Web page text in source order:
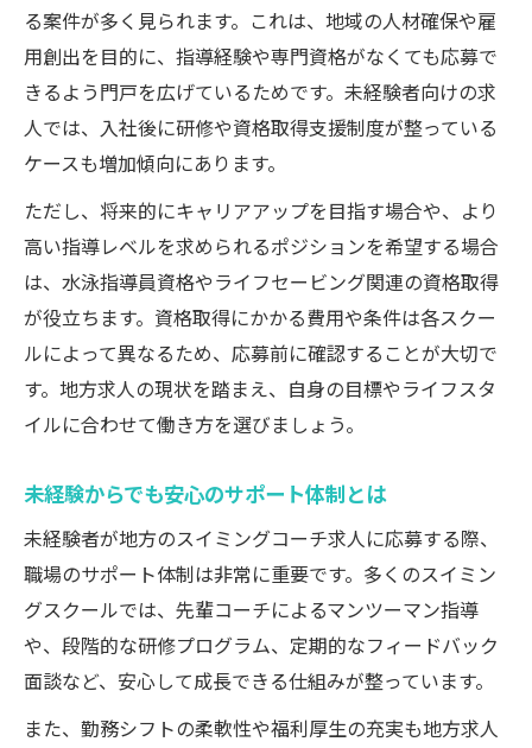
る案件が多く見られます。これは、地域の人材確保や雇
用創出を目的に、指導経験や専門資格がなくても応募で
きるよう門戸を広げているためです。未経験者向けの求
人では、入社後に研修や資格取得支援制度が整っている
ケースも増加傾向にあります。
ただし、将来的にキャリアアップを目指す場合や、より
高い指導レベルを求められるポジションを希望する場合
は、水泳指導員資格やライフセービング関連の資格取得
が役立ちます。資格取得にかかる費用や条件は各スクー
ルによって異なるため、応募前に確認することが大切で
す。地方求人の現状を踏まえ、自身の目標やライフスタ
イルに合わせて働き方を選びましょう。
未経験からでも安心のサポート体制とは
未経験者が地方のスイミングコーチ求人に応募する際、
職場のサポート体制は非常に重要です。多くのスイミン
グスクールでは、先輩コーチによるマンツーマン指導
や、段階的な研修プログラム、定期的なフィードバック
面談など、安心して成長できる仕組みが整っています。
また、勤務シフトの柔軟性や福利厚生の充実も地方求人